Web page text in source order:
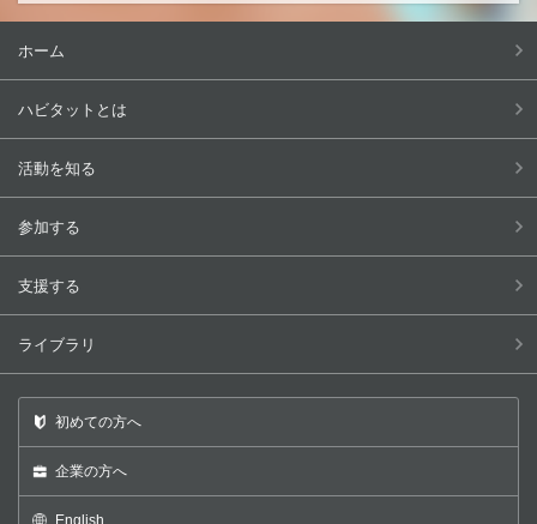
ホーム
ハビタットとは
活動を知る
参加する
支援する
ライブラリ
初めての方へ
企業の方へ
English